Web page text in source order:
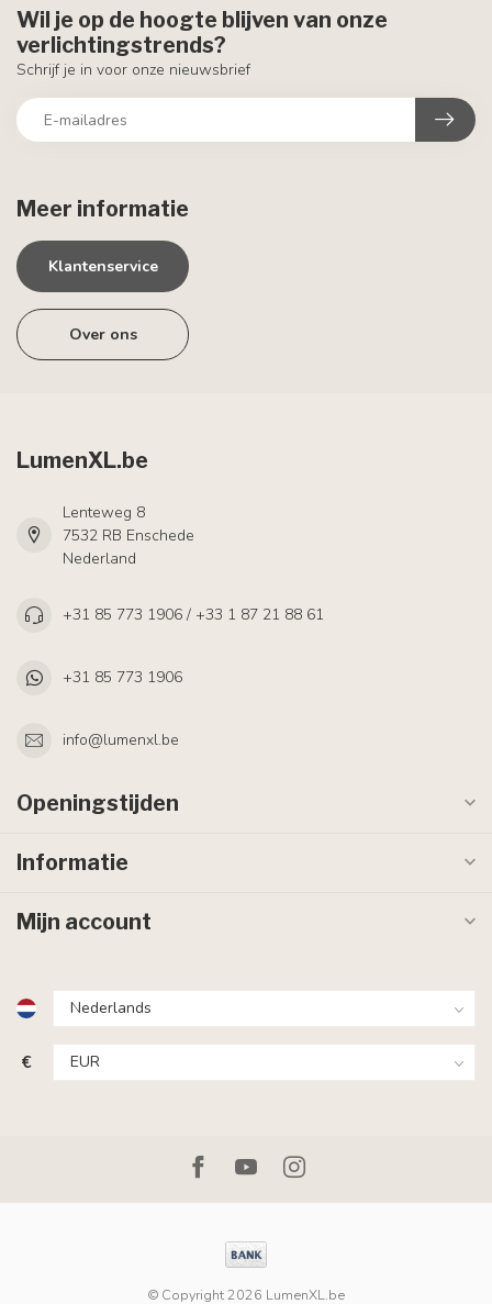
Meer informatie
Klantenservice
Over ons
Wil je op de hoogte blijven van onze
verlichtingstrends?
Schrijf je in voor onze nieuwsbrief
LumenXL.be
Lenteweg 8
7532 RB Enschede
Nederland
+31 85 773 1906 / +33 1 87 21 88 61
+31 85 773 1906
info@lumenxl.be
Openingstijden
Informatie
Mijn account
€
© Copyright 2026 LumenXL.be